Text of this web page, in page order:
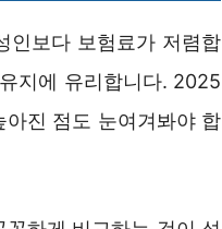
인보다 보험료가 저렴합
지에 유리합니다. 2025
진 점도 눈여겨봐야 합